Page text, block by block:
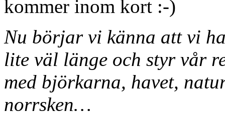
kommer inom kort
Nu börjar vi känna att vi
lite väl länge och styr vår
med björkarna, havet,
norrsken…